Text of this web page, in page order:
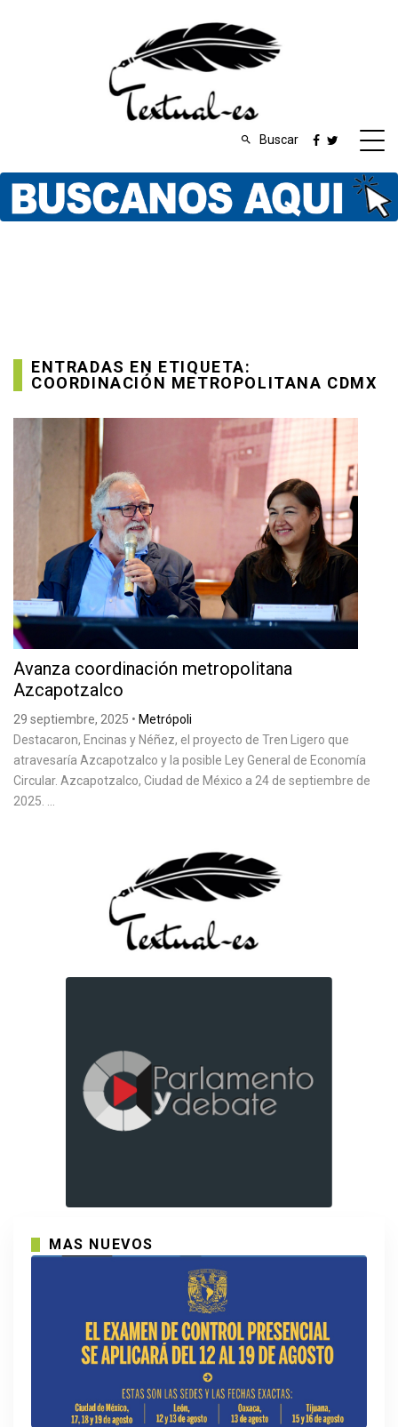
Buscar
ENTRADAS EN ETIQUETA:
COORDINACIÓN METROPOLITANA CDMX
Avanza coordinación metropolitana
Azcapotzalco
29 septiembre, 2025 • Metrópoli
Destacaron, Encinas y Néñez, el proyecto de Tren Ligero que
atravesaría Azcapotzalco y la posible Ley General de Economía
Circular. Azcapotzalco, Ciudad de México a 24 de septiembre de
2025. ...
MAS NUEVOS